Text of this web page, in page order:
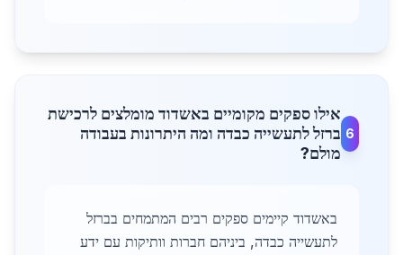
6
אילו ספקים מקומיים באשדוד מומלצים לרכישת
ברזל לתעשייה כבדה ומה היתרונות בעבודה
מולם?
באשדוד קיימים ספקים רבים המתמחים בברזל
לתעשייה כבדה, ביניהם חברות וותיקות עם ידע